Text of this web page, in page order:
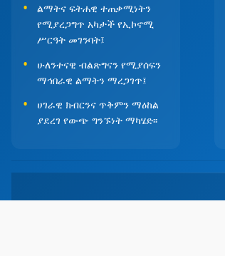
ልማትና ፍትሐዊ ተጠቃሚነትን
የሚያረጋግጥ አካታች የኢኮኖሚ
ሥርዓት መገንባት፤
ሁለንተናዊ ብልጽግናን የሚያሰፍን
ማኅበራዊ ልማትን ማረጋገጥ፤
ሀገራዊ ክብርንና ጥቅምን ማዕከል
ያደረገ የውጭ ግንኙነት ማካሄድ፡፡